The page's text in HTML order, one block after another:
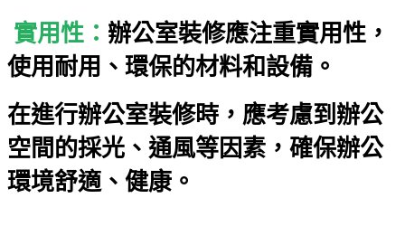
實用性： 辦公室裝修應注重實用性，
使用耐用、環保的材料和設備。
在進行辦公室裝修時，應考慮到辦公
空間的採光、通風等因素，確保辦公
環境舒適、健康。